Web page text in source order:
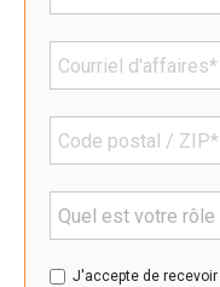
J'accepte de